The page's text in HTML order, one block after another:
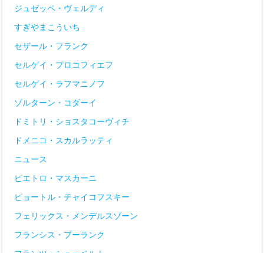
ジュゼッペ・ヴェルディ
すぎやまこういち
セザール・フランク
セルゲイ・プロコフィエフ
セルゲイ・ラフマニノフ
ゾルターン・コダーイ
ドミトリ・ショスタコーヴィチ
ドメニコ・スカルラッティ
ニュース
ピエトロ・マスカーニ
ピョートル・チャイコフスキー
フェリックス・メンデルスゾーン
フランシス・プーランク